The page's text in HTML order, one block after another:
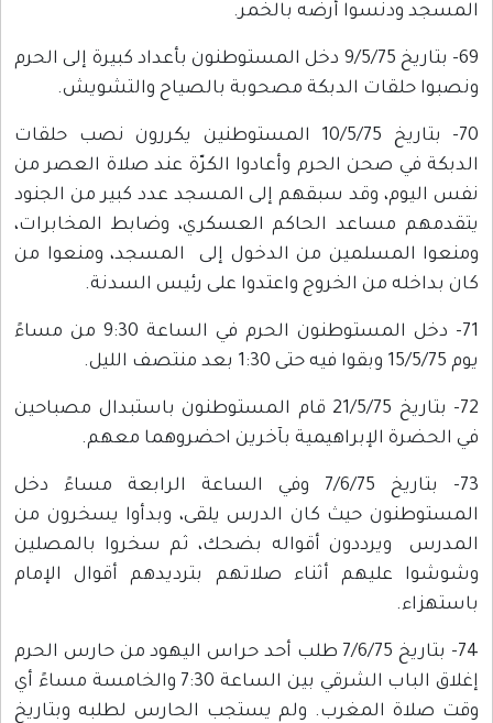
المسجد ودنسوا أرضه بالخمر.
69- بتاريخ 9/5/75 دخل المستوطنون بأعداد كبيرة إلى الحرم
ونصبوا حلقات الدبكة مصحوبة بالصياح والتشويش.
70- بتاريخ 10/5/75 المستوطنين يكررون نصب حلقات
الدبكة في صحن الحرم وأعادوا الكرّة عند صلاة العصر من
نفس اليوم، وقد سبقهم إلى المسجد عدد كبير من الجنود
يتقدمهم مساعد الحاكم العسكري، وضابط المخابرات،
ومنعوا المسلمين من الدخول إلى المسجد، ومنعوا من
كان بداخله من الخروج واعتدوا على رئيس السدنة.
71- دخل المستوطنون الحرم في الساعة 9:30 من مساءً
يوم 15/5/75 وبقوا فيه حتى 1:30 بعد منتصف الليل.
72- بتاريخ 21/5/75 قام المستوطنون باستبدال مصباحين
في الحضرة الإبراهيمية بآخرين احضروهما معهم.
73- بتاريخ 7/6/75 وفي الساعة الرابعة مساءً دخل
المستوطنون حيث كان الدرس يلقى، وبدأوا يسخرون من
المدرس ويرددون أقواله بضحك، ثم سخروا بالمصلين
وشوشوا عليهم أثناء صلاتهم بترديدهم أقوال الإمام
باستهزاء.
74- بتاريخ 7/6/75 طلب أحد حراس اليهود من حارس الحرم
إغلاق الباب الشرقي بين الساعة 7:30 والخامسة مساءً أي
وقت صلاة المغرب. ولم يستجب الحارس لطلبه وبتاريخ